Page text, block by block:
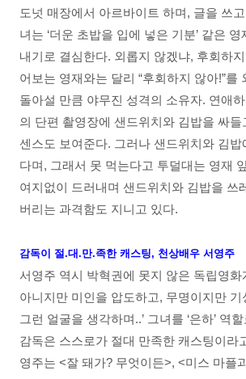
도넛 매장에서 아르바이트 하며, 글을 쓰
녀는 ‘더운 초밥을 입에 넣은 기분’ 같은
내기로 결심한다. 외롭지 않겠냐, 후회하
어보는 영재와는 달리 “후회하지 않아!”를
돌아설 만큼 야무진 성격의 소유자. 연애
의 단편 촬영장에 샌드위치와 김밥을 싸들
센스도 보여준다. 그러나 샌드위치와 김밥
다며, 그래서 못 먹는다고 투덜대는 영재
여지없이 드러내며 샌드위치와 김밥을 쓰
버리는 과격함도 지니고 있다.
감독이 절.대.만.족한 캐스팅, 천상배우 서영주
서영주 역시 박혁권에 못지 않은 독립영화
아니지만 미인을 압도하고, 무명이지만 기
그런 얼굴을 생각하며..’ 그녀를 ‘은하’ 역
감독은 스스로가 절대 만족한 캐스팅이라
영주는 <잘 돼가? 무엇이든>, <미스 마플